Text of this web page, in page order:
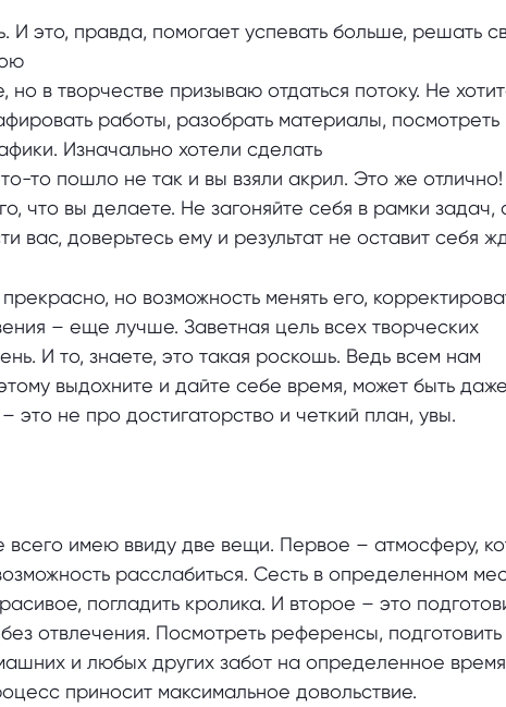
И это, правда, помогает успевать больше, решать
но в творчестве призываю отдаться потоку. Не
работы, разобрать материалы, посмотреть
Изначально хотели сделать
то пошло не так и вы взяли акрил. Это же отлично!
что вы делаете. Не загоняйте себя в рамки задач,
вас, доверьтесь ему и результат не оставит себя
но возможность менять его,
– еще лучше. Заветная цель всех творческих
И то, знаете, это такая роскошь. Ведь всем нам
выдохните и дайте себе время, может быть даже
это не про достигаторство и четкий план, увы.
всего имею ввиду две вещи. Первое – атмосферу,
расслабиться. Сесть в определенном
погладить кролика. И второе – это
отвлечения. Посмотреть референсы, подготовить
и любых других забот на определенное
приносит максимальное довольствие.